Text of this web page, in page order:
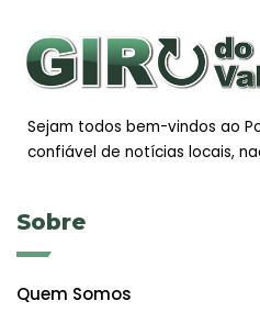
Sejam todos bem-vindos ao
confiável de notícias locais,
Sobre
Quem Somos